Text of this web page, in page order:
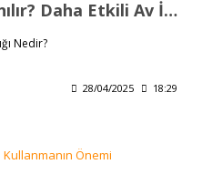
Olta Kaşığı Nasıl Kullanılır? Daha Etkili Av İçin İpuçları
Nedir?
28/04/2025 18:29